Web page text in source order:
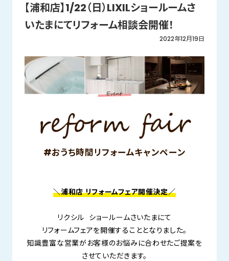
【浦和店】1/22（日）LIXILショールームさ
いたまにてリフォーム相談会開催！
2022年12月19日
#おうち時間リフォームキャンペーン
＼浦和店 リフォームフェア開催決定／
リクシル ショールームさいたまにて
リフォームフェアを開催することとなりました。
知識豊富な営業がお客様のお悩みに合わせたご提案を
させていただきます。